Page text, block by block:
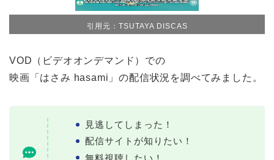
引用元：TSUTAYA DISCAS
VOD（ビデオオンデマンド）での
映画「はさみ hasami」の配信状況を調べてみました。
見逃してしまった！
配信サイトが知りたい！
無料視聴したい！